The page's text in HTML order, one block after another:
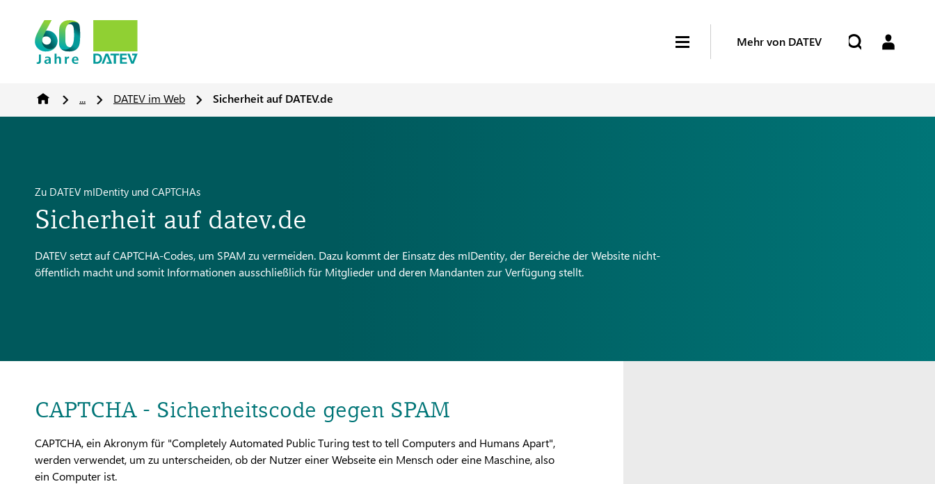
Mehr von DATEV
... DATEV im Web Sicherheit auf DATEV.de
Zu DATEV mIDentity und CAPTCHAs
Sicherheit auf datev.de
DATEV setzt auf CAPTCHA-Codes, um SPAM zu vermeiden. Dazu kommt der Einsatz des mIDentity, der Bereiche der Website nicht-
öffentlich macht und somit Informationen ausschließlich für Mitglieder und deren Mandanten zur Verfügung stellt.
CAPTCHA - Sicherheitscode gegen SPAM
CAPTCHA, ein Akronym für "Completely Automated Public Turing test to tell Computers and Humans Apart",
werden verwendet, um zu unterscheiden, ob der Nutzer einer Webseite ein Mensch oder eine Maschine, also
ein Computer ist.